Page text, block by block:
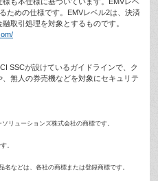
ための仕様です。EMVレベル2は、決済
取引処理を対象とするものです。
SSCが設けているガイドラインで、ク
無人の券売機などを対象にセキュリテ
リューションズ株式会社の商標です。
。
などは、各社の商標または登録商標です。